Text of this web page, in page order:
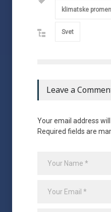
klimatske
Svet
Leave a
Your email address
Required fields are